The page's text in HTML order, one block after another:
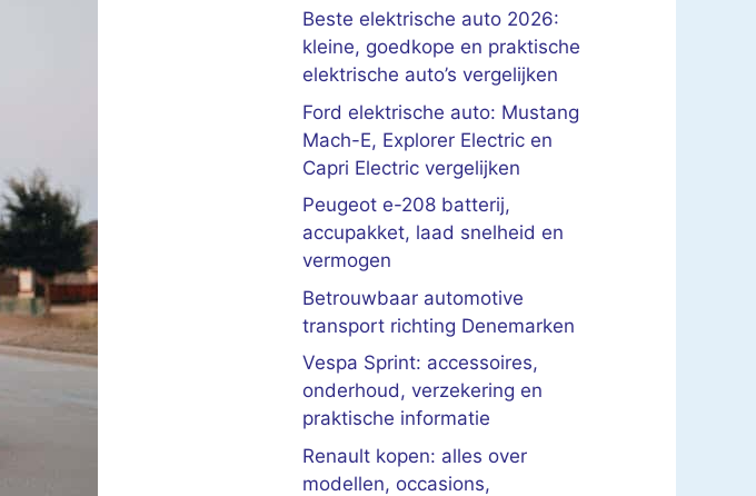
Beste elektrische auto 2026:
kleine, goedkope en praktische
elektrische auto’s vergelijken
Ford elektrische auto: Mustang
Mach-E, Explorer Electric en
Capri Electric vergelijken
Peugeot e-208 batterij,
accupakket, laad snelheid en
vermogen
Betrouwbaar automotive
transport richting Denemarken
Vespa Sprint: accessoires,
onderhoud, verzekering en
praktische informatie
Renault kopen: alles over
modellen, occasions,